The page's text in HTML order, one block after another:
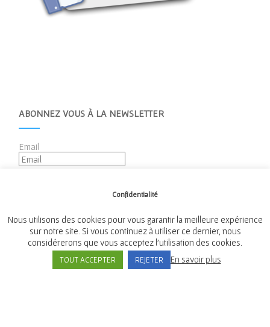
ABONNEZ VOUS À LA NEWSLETTER
Email
Mairie de Tréméven
Place de l'Église, 29300 Tréméven
Confidentialité
Nous utilisons des cookies pour vous garantir la meilleure expérience
sur notre site. Si vous continuez à utiliser ce dernier, nous
considérerons que vous acceptez l'utilisation des cookies.
TOUT ACCEPTER REJETER En savoir plus